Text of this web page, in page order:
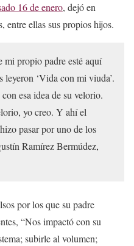
16 de enero, dejó en
entre ellas sus propios hijos.
mi propio padre esté aquí
leyeron ‘Vida con mi viuda’.
esa idea de su velorio.
yo creo. Y ahí el
pasar por uno de los
Ramírez Bermúdez,
por los que su padre
“Nos impactó con su
subirle al volumen;